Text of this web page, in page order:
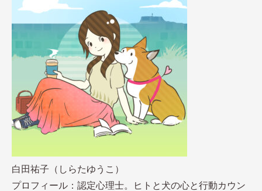
白田祐子（しらたゆうこ）
プロフィール：認定心理士。ヒトと犬の心と行動カウン